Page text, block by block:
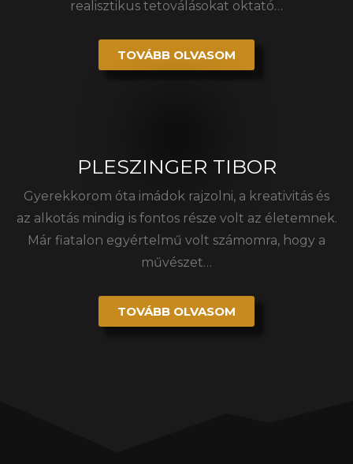
realisztikus tetoválásokat oktató…
TOVÁBB OLVASOM
PLESZINGER TIBOR
Gyerekkorom óta imádok rajzolni, a kreativitás és
az alkotás mindig is fontos része volt az életemnek.
Már fiatalon egyértelmű volt számomra, hogy a
művészet…
TOVÁBB OLVASOM